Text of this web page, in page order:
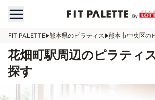
FIT PALETTE 熊本県のピラティス 熊本市中央区の
花畑町駅周辺のピラティ
探す